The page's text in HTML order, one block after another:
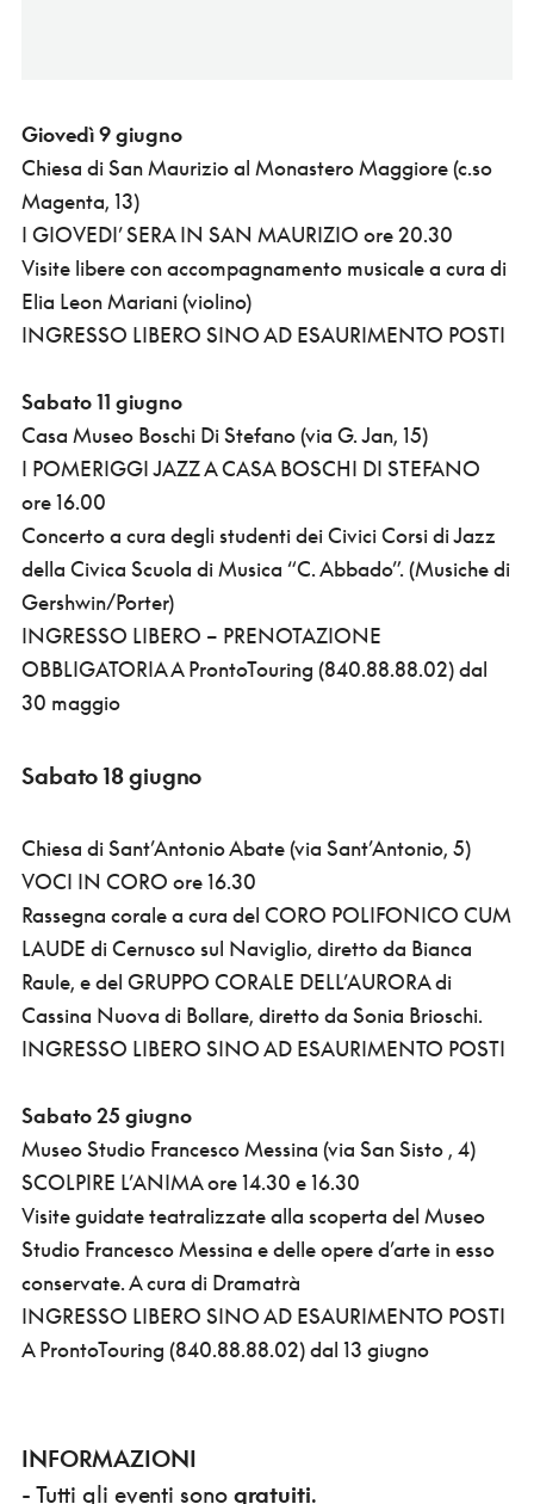
Giovedì 9 giugno
Chiesa di San Maurizio al Monastero Maggiore (c.so
Magenta, 13)
I GIOVEDI’ SERA IN SAN MAURIZIO ore 20.30
Visite libere con accompagnamento musicale a cura di
Elia Leon Mariani (violino)
INGRESSO LIBERO SINO AD ESAURIMENTO POSTI
Sabato 11 giugno
Casa Museo Boschi Di Stefano (via G. Jan, 15)
I POMERIGGI JAZZ A CASA BOSCHI DI STEFANO
ore 16.00
Concerto a cura degli studenti dei Civici Corsi di Jazz
della Civica Scuola di Musica “C. Abbado”. (Musiche di
Gershwin/Porter)
INGRESSO LIBERO – PRENOTAZIONE
OBBLIGATORIA A ProntoTouring (840.88.88.02) dal
30 maggio
Sabato 18 giugno
Chiesa di Sant’Antonio Abate (via Sant’Antonio, 5)
VOCI IN CORO ore 16.30
Rassegna corale a cura del CORO POLIFONICO CUM
LAUDE di Cernusco sul Naviglio, diretto da Bianca
Raule, e del GRUPPO CORALE DELL’AURORA di
Cassina Nuova di Bollare, diretto da Sonia Brioschi.
INGRESSO LIBERO SINO AD ESAURIMENTO POSTI
Sabato 25 giugno
Museo Studio Francesco Messina (via San Sisto , 4)
SCOLPIRE L’ANIMA ore 14.30 e 16.30
Visite guidate teatralizzate alla scoperta del Museo
Studio Francesco Messina e delle opere d’arte in esso
conservate. A cura di Dramatrà
INGRESSO LIBERO SINO AD ESAURIMENTO POSTI
A ProntoTouring (840.88.88.02) dal 13 giugno
INFORMAZIONI
- Tutti gli eventi sono gratuiti.